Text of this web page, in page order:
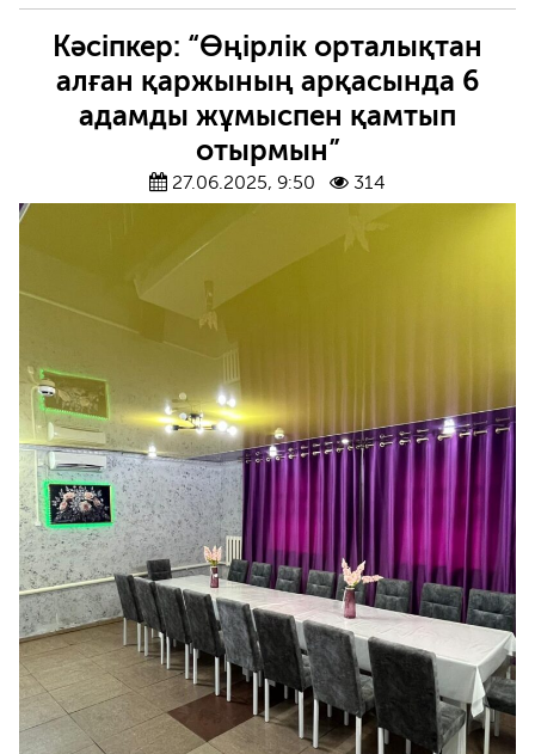
Кәсіпкер: “Өңірлік орталықтан
алған қаржының арқасында 6
адамды жұмыспен қамтып
отырмын”
27.06.2025, 9:50 314